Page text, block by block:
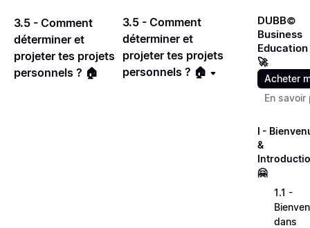
3.5 - Comment
déterminer et
projeter tes projets
personnels ? 🏠
3.5 - Comment
déterminer et
projeter tes projets
personnels ? 🏠
DUBB©
Business
Education
🚀
Acheter
En savoir
I -
&
🤗
1.1 -
dans